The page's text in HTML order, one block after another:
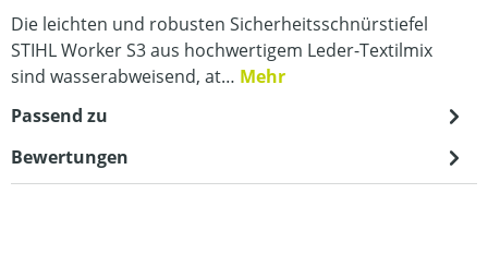
Die leichten und robusten Sicherheitsschnürstiefel
STIHL Worker S3 aus hochwertigem Leder-Textilmix
sind wasserabweisend, at… Mehr
Passend zu
Bewertungen